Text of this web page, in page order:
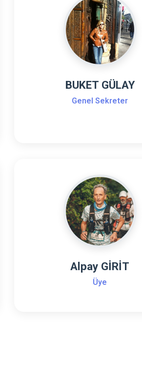
BUKET GÜLAY
Genel Sekreter
Alpay GİRİT
Üye